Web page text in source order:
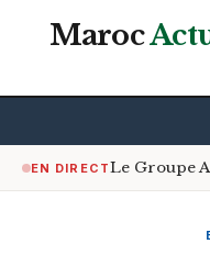
Maroc
EN DIRECT